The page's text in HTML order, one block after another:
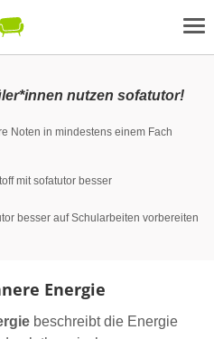
nutzen sofatutor!
Noten in mindestens einem Fach
mit sofatutor besser
besser auf Schularbeiten vorbereiten
Energie
beschreibt die Energie